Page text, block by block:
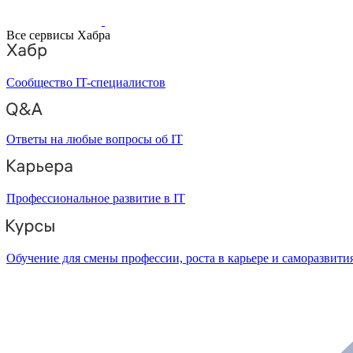
Все сервисы Хабра
Сообщество IT-специалистов
Ответы на любые вопросы об IT
Профессиональное развитие в IT
Обучение для смены профессии, роста в карьере и